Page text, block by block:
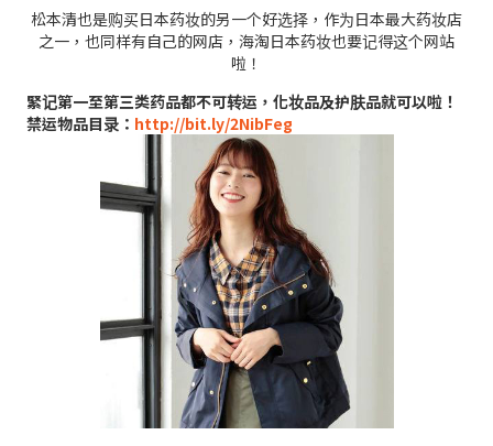
松本清也是购买日本药妆的另一个好选择，作为日本最大药妆店
之一，也同样有自己的网店，海淘日本药妆也要记得这个网站
啦！
緊记第一至第三类药品都不可转运，化妆品及护肤品就可以啦！
禁运物品目录： http://bit.ly/2NibFeg